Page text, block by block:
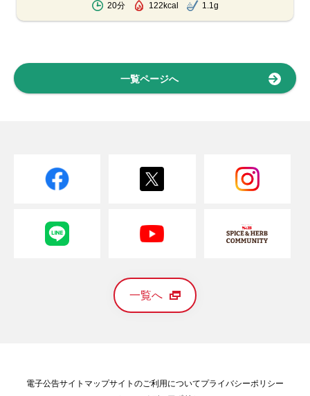
20分 122kcal 1.1g
一覧ページへ
一覧へ
電子公告サイトマップサイトのご利用についてプライバシーポリシー